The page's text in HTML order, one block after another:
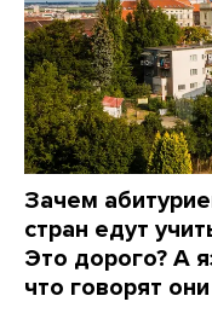
Зачем
стран едут
Это дорого? А
что говорят